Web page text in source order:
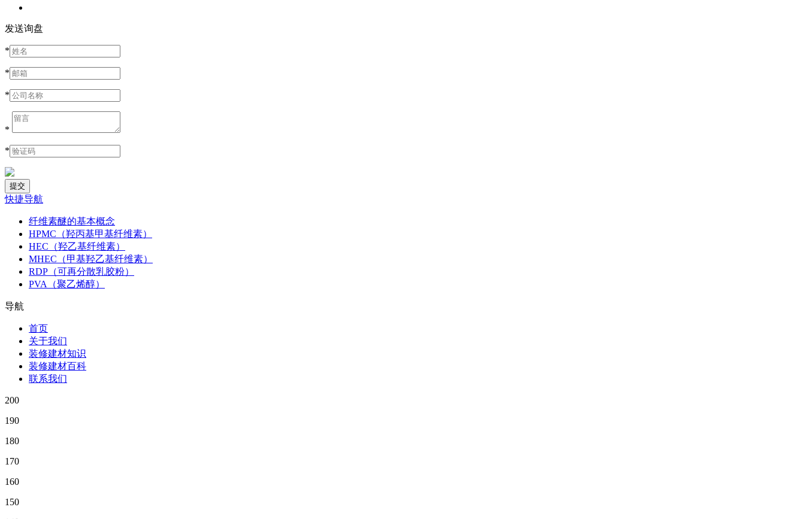
发送询盘
*
*
*
*
*
快捷导航
纤维素醚的基本概念
HPMC（羟丙基甲基纤维素）
HEC（羟乙基纤维素）
MHEC（甲基羟乙基纤维素）
RDP（可再分散乳胶粉）
PVA（聚乙烯醇）
导航
首页
关于我们
装修建材知识
装修建材百科
联系我们
200
190
180
170
160
150